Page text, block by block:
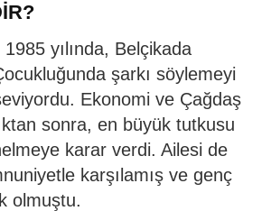
yılında, Belçikada
şarkı söylemeyi
Ekonomi ve Çağdaş
sonra, en büyük tutkusu
karar verdi. Ailesi de
karşılamış ve genç
olmuştu.